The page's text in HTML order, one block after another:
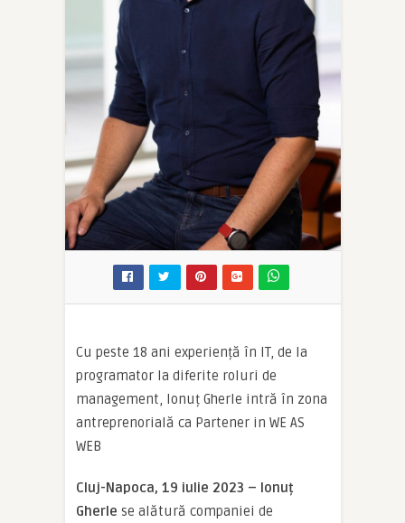
Cu peste 18 ani experiență în IT, de la
programator la diferite roluri de
management, Ionuț Gherle intră în zona
antreprenorială ca Partener in WE AS
WEB
Cluj-Napoca, 19 iulie 2023 – Ionuț
Gherle se alătură companiei de